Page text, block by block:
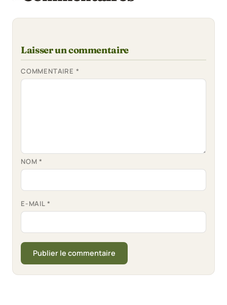
Laisser un commentaire
COMMENTAIRE *
NOM*
E-MAIL *